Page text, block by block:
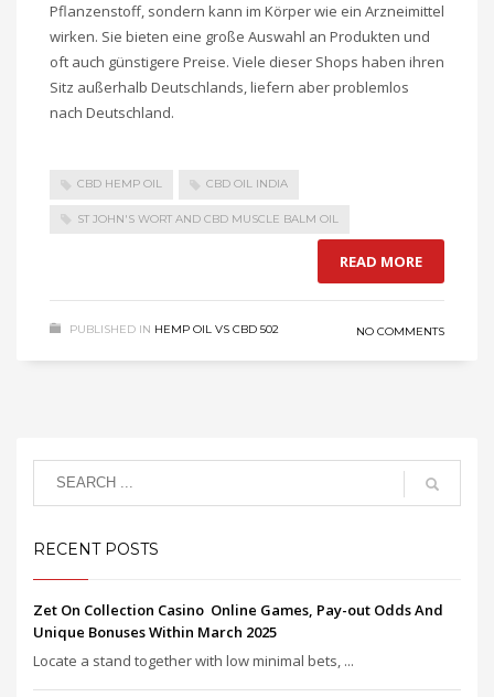
Pflanzenstoff, sondern kann im Körper wie ein Arzneimittel
wirken. Sie bieten eine große Auswahl an Produkten und
oft auch günstigere Preise. Viele dieser Shops haben ihren
Sitz außerhalb Deutschlands, liefern aber problemlos
nach Deutschland.
CBD HEMP OIL CBD OIL INDIA
ST JOHN'S WORT AND CBD MUSCLE BALM OIL
READ MORE
PUBLISHED IN HEMP OIL VS CBD 502 NO COMMENTS
RECENT POSTS
Zet On Collection Casino ️ Online Games, Pay-out Odds And
Unique Bonuses Within March 2025
Locate a stand together with low minimal bets, ...